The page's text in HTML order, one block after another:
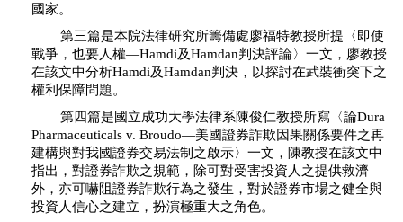
國家。
第三篇是本院法律研究所籌備處廖福特教授所提〈即使
戰爭，也要人權—Hamdi及Hamdan判決評論〉一文，廖教授
在該文中分析Hamdi及Hamdan判決，以探討在武裝衝突下之
權利保障問題。
第四篇是國立成功大學法律系陳俊仁教授所寫〈論Dura
Pharmaceuticals v. Broudo—美國證券詐欺因果關係要件之再
建構與對我國證券交易法制之啟示〉一文，陳教授在該文中
指出，對證券詐欺之規範，除可對受害投資人之提供救濟
外，亦可嚇阻證券詐欺行為之發生，對於證券市場之健全與
投資人信心之建立，扮演極重大之角色。